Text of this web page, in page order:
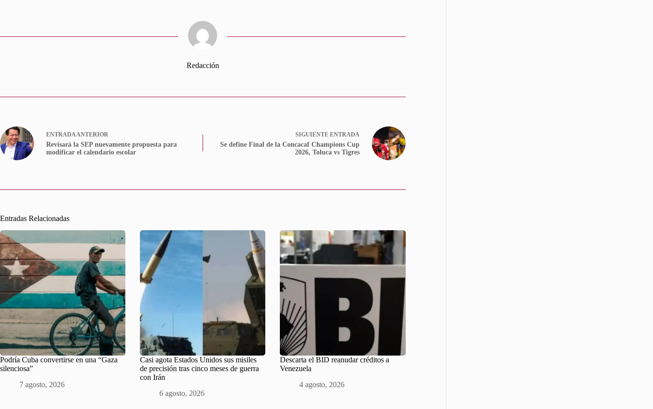
Redacción
ENTRADAANTERIOR
Revisará la SEP nuevamente propuesta para
modificar el calendario escolar
SIGUIENTE ENTRADA
Se define Final de la Concacaf Champions Cup
2026, Toluca vs Tigres
Entradas Relacionadas
Podría Cuba convertirse en una “Gaza
silenciosa”
7 agosto, 2026
Casi agota Estados Unidos sus misiles
de precisión tras cinco meses de guerra
con Irán
6 agosto, 2026
Descarta el BID reanudar créditos a
Venezuela
4 agosto, 2026